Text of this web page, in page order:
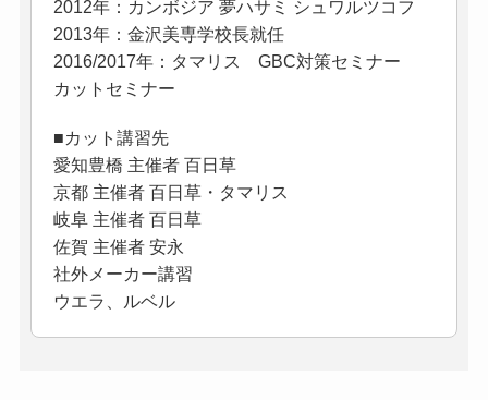
2012年：カンボジア 夢ハサミ シュワルツコフ
2013年：金沢美専学校長就任
2016/2017年：タマリス GBC対策セミナー
カットセミナー
■カット講習先
愛知豊橋 主催者 百日草
京都 主催者 百日草・タマリス
岐阜 主催者 百日草
佐賀 主催者 安永
社外メーカー講習
ウエラ、ルベル